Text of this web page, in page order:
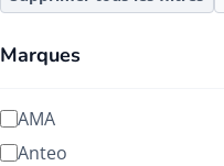
Marques
AMA
Anteo